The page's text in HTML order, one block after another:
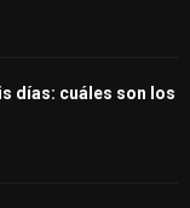
días: cuáles son los